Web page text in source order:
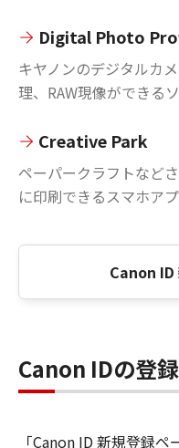
Digital Photo
キヤノンのデジタルカ
理、RAW現像ができる
Creative Park
ペーパークラフトなど
に印刷できるスマホアプ
Canon ID
Canon IDの登
「Canon ID 新規登録